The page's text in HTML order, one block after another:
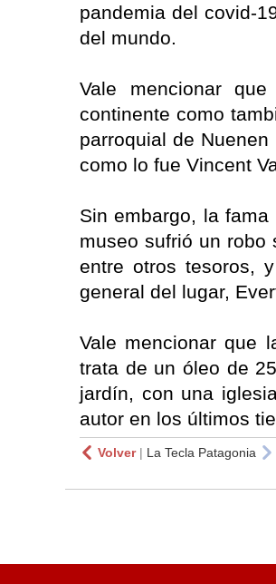
pandemia del covid-
del mundo.
Vale mencionar
continente como
parroquial de
como lo fue Vincent
Sin embargo, la
museo sufrió un robo
entre otros tesoros,
general del lugar,
Vale mencionar que
trata de un óleo de
jardín, con una
autor en los últimos
Volver| La Tecla Patagonia